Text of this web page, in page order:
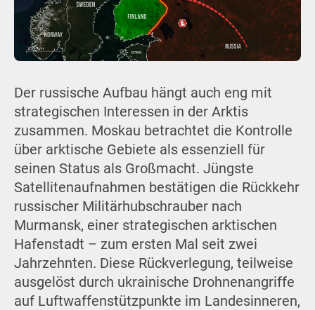
Der russische Aufbau hängt auch eng mit
strategischen Interessen in der Arktis
zusammen. Moskau betrachtet die Kontrolle
über arktische Gebiete als essenziell für
seinen Status als Großmacht. Jüngste
Satellitenaufnahmen bestätigen die Rückkehr
russischer Militärhubschrauber nach
Murmansk, einer strategischen arktischen
Hafenstadt – zum ersten Mal seit zwei
Jahrzehnten. Diese Rückverlegung, teilweise
ausgelöst durch ukrainische Drohnenangriffe
auf Luftwaffenstützpunkte im Landesinneren,